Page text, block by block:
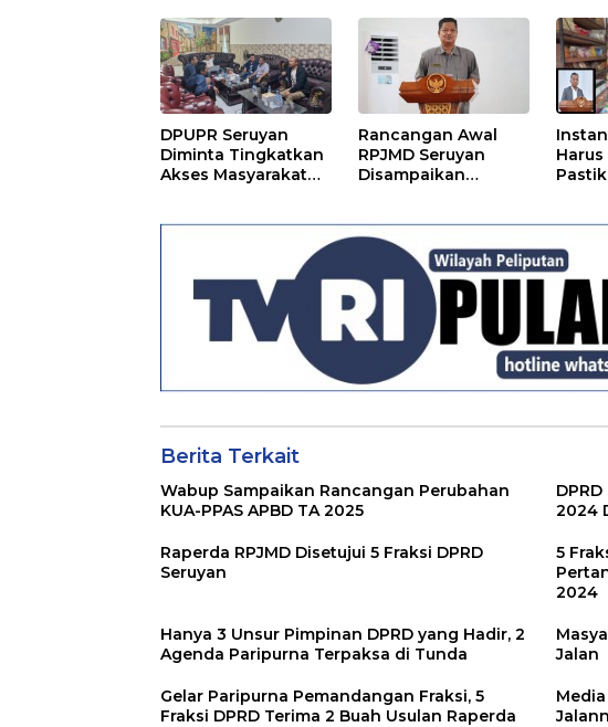
DPUPR Seruyan
Diminta Tingkatkan
Akses Masyarakat
Rancangan Awal
RPJMD Seruyan
Disampaikan
Berita Terkait
Wabup Sampaikan Rancangan Perubahan
KUA-PPAS APBD TA 2025
2024
Raperda RPJMD Disetujui 5 Fraksi DPRD
Seruyan
5
2024
Hanya 3 Unsur Pimpinan DPRD yang Hadir, 2
Agenda Paripurna Terpaksa di Tunda
Jalan
Gelar Paripurna Pemandangan Fraksi, 5
Fraksi DPRD Terima 2 Buah Usulan Raperda